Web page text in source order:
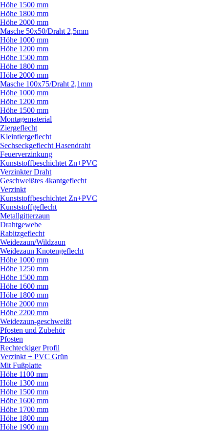
Höhe 1500 mm
Höhe 1800 mm
Höhe 2000 mm
Masche 50x50/Draht 2,5mm
Höhe 1000 mm
Höhe 1200 mm
Höhe 1500 mm
Höhe 1800 mm
Höhe 2000 mm
Masche 100x75/Draht 2,1mm
Höhe 1000 mm
Höhe 1200 mm
Höhe 1500 mm
Montagematerial
Ziergeflecht
Kleintiergeflecht
Sechseckgeflecht Hasendraht
Feuerverzinkung
Kunststoffbeschichtet Zn+PVC
Verzinkter Draht
Geschweißtes 4kantgeflecht
Verzinkt
Kunststoffbeschichtet Zn+PVC
Kunststoffgeflecht
Metallgitterzaun
Drahtgewebe
Rabitzgeflecht
Weidezaun/Wildzaun
Weidezaun Knotengeflecht
Höhe 1000 mm
Höhe 1250 mm
Höhe 1500 mm
Höhe 1600 mm
Höhe 1800 mm
Höhe 2000 mm
Höhe 2200 mm
Weidezaun-geschweißt
Pfosten und Zubehör
Pfosten
Rechteckiger Profil
Verzinkt + PVC Grün
Mit Fußplatte
Höhe 1100 mm
Höhe 1300 mm
Höhe 1500 mm
Höhe 1600 mm
Höhe 1700 mm
Höhe 1800 mm
Höhe 1900 mm